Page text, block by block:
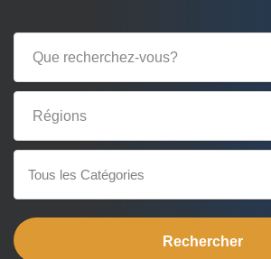
Tous les Catégories